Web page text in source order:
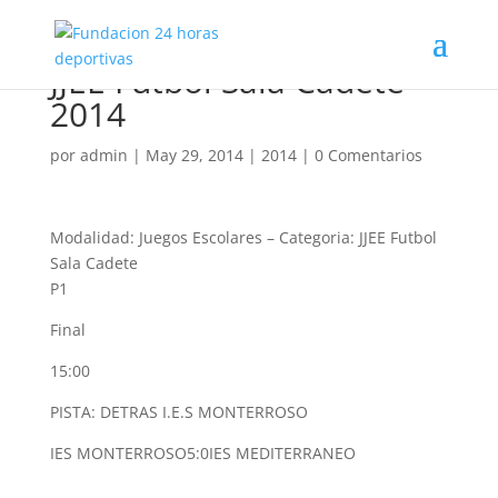
JJEE Futbol Sala Cadete
2014
por admin | May 29, 2014| 2014| 0 Comentarios
Modalidad: Juegos Escolares – Categoria: JJEE Futbol
Sala Cadete
P1
Final
15:00
PISTA: DETRAS I.E.S MONTERROSO
IES MONTERROSO5:0IES MEDITERRANEO